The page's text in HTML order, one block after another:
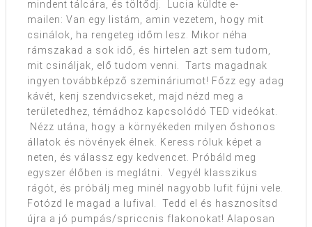
mindent tálcára, és töltődj. Lucia küldte e-
mailen: Van egy listám, amin vezetem, hogy mit
csinálok, ha rengeteg időm lesz. Mikor néha
rámszakad a sok idő, és hirtelen azt sem tudom,
mit csináljak, elő tudom venni. Tarts magadnak
ingyen továbbképző szemináriumot! Főzz egy adag
kávét, kenj szendvicseket, majd nézd meg a
területedhez, témádhoz kapcsolódó TED videókat.
Nézz utána, hogy a környékeden milyen őshonos
állatok és növények élnek. Keress róluk képet a
neten, és válassz egy kedvencet. Próbáld meg
egyszer élőben is meglátni. Vegyél klasszikus
rágót, és próbálj meg minél nagyobb lufit fújni vele.
Fotózd le magad a lufival. Tedd el és hasznosítsd
újra a jó pumpás/spriccnis flakonokat! Alaposan